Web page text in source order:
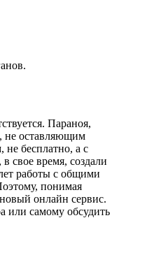
Параноя,
не оставляющим
бесплатно, а с
свое время, создали
работы с общими
понимая
онлайн сервис.
или самому обсудить